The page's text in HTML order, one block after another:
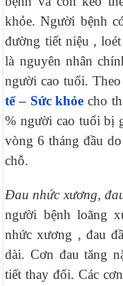
khỏe. Người bệnh
đường tiết niệu ,
là nguyên nhân
người cao tuổi.
tế – Sức khỏe cho
% người cao tuổi bị
vòng 6 tháng đầu
chỗ.
Đau nhức xương,
người bệnh loãng
nhức xương , đau
dài. Cơn đau tăng
tiết thay đổi. Các